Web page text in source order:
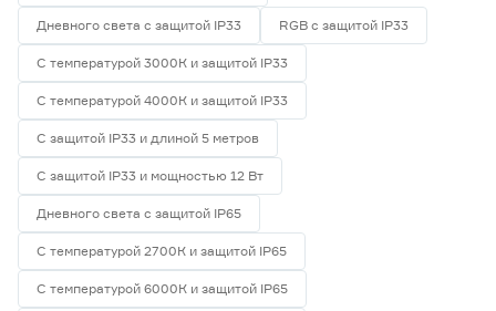
Дневного света с защитой IP33 RGB с защитой IP33
С температурой 3000К и защитой IP33
С температурой 4000К и защитой IP33
С защитой IP33 и длиной 5 метров
С защитой IP33 и мощностью 12 Вт
Дневного света с защитой IP65
С температурой 2700К и защитой IP65
С температурой 6000К и защитой IP65